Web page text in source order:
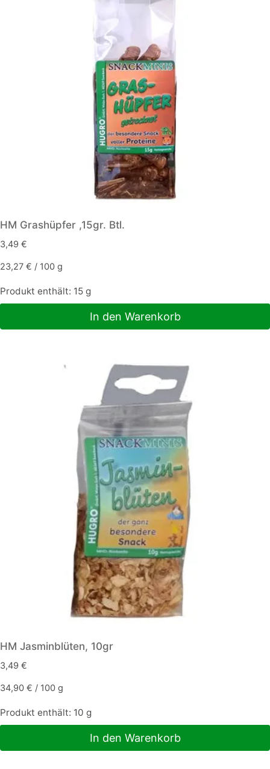
HM Grashüpfer ,15gr. Btl.
3,49 €
23,27 € / 100 g
Produkt enthält: 15 g
In den Warenkorb
HM Jasminblüten, 10gr
3,49 €
34,90 € / 100 g
Produkt enthält: 10 g
In den Warenkorb